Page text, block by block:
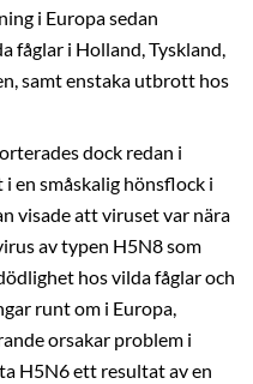
i Europa sedan
fåglar i Holland, Tyskland,
samt enstaka utbrott hos
dock redan i
en småskalig hönsflock i
visade att viruset var nära
av typen H5N8 som
hos vilda fåglar och
runt om i Europa,
orsakar problem i
H5N6 ett resultat av en